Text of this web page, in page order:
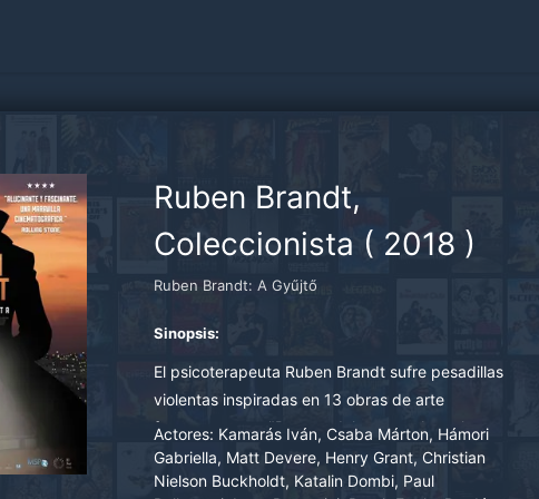
Ruben Brandt,
Coleccionista ( 2018 )
Ruben Brandt: A Gyűjtő
Sinopsis:
El psicoterapeuta Ruben Brandt sufre pesadillas
violentas inspiradas en 13 obras de arte
famosas, como "Retrato del cartero Joseph
Roulin", de Van Gogh, la "Venus of Urbino, de
Tiziano, o "Mujer con libro", de Picasso. Cuatro
Actores: Kamarás Iván, Csaba Márton, Hámori
Gabriella, Matt Devere, Henry Grant, Christian
Nielson Buckholdt, Katalin Dombi, Paul